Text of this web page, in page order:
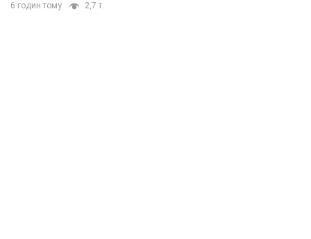
6 годин тому 2,7 т.